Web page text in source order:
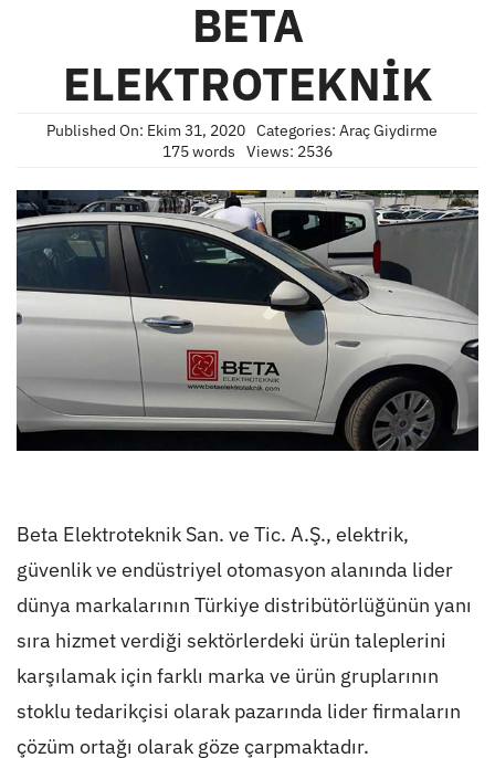
BETA
ELEKTROTEKNİK
Published On: Ekim 31, 2020 Categories: Araç Giydirme
175 words
Views: 2536
Beta Elektroteknik San. ve Tic. A.Ş., elektrik,
güvenlik ve endüstriyel otomasyon alanında lider
dünya markalarının Türkiye distribütörlüğünün yanı
sıra hizmet verdiği sektörlerdeki ürün taleplerini
karşılamak için farklı marka ve ürün gruplarının
stoklu tedarikçisi olarak pazarında lider firmaların
çözüm ortağı olarak göze çarpmaktadır.